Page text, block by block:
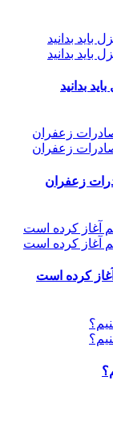
بدانید
زعفران
کرده است